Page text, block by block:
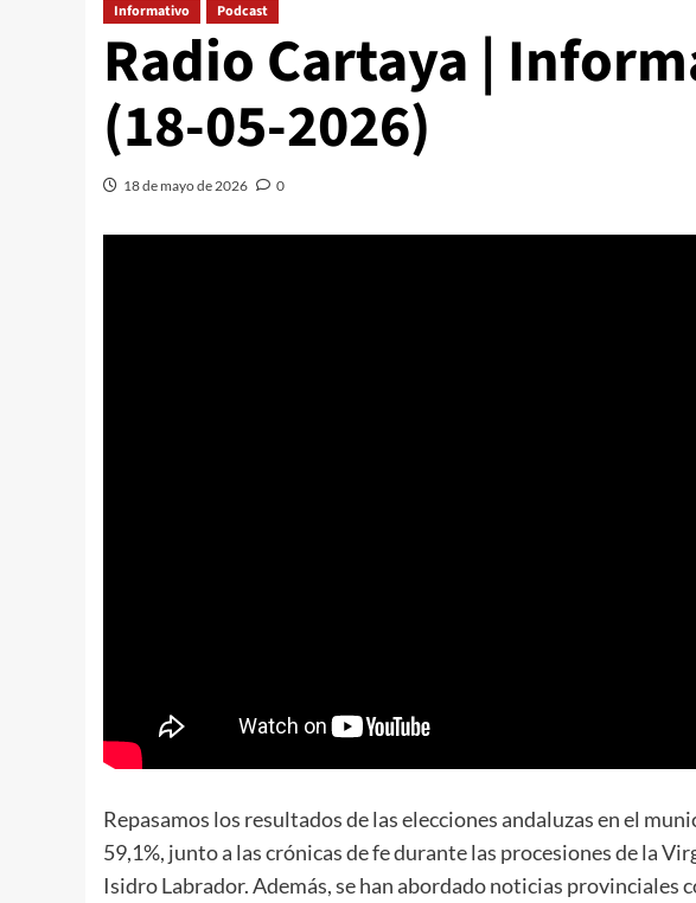
Informativo Podcast
Radio Cartaya |
(18-05-2026)
18 de mayo de 2026 0
Repasamos los resultados de las elecciones andaluzas en el
59,1%, junto a las crónicas de fe durante las procesiones de la
Isidro Labrador. Además, se han abordado noticias provinciales